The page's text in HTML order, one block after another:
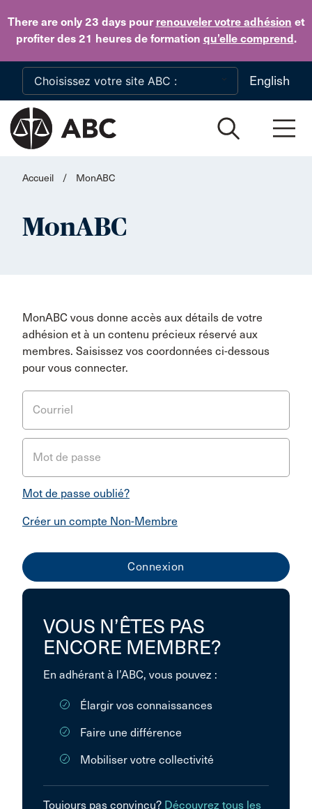
There are only 23 dayspour renouveler votre adhésion et
profiter des 21 heures de formation qu’elle comprend.
Skip to main content
English
Accueil / MonABC
MonABC
MonABC vous donne accès aux détails de votre
adhésion et à un contenu précieux réservé aux
membres. Saisissez vos coordonnées ci-dessous
pour vous connecter.
Courriel
Mot de passe
Mot de passe oublié?
Créer un compte Non-Membre
VOUS N’ÊTES PAS
ENCORE MEMBRE?
En adhérant à l’ABC, vous pouvez :
Élargir vos connaissances
Faire une différence
Mobiliser votre collectivité
Toujours pas convincu? Découvrez tous les